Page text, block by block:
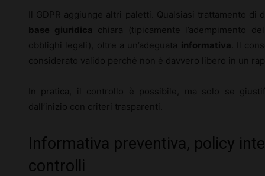
Il GDPR aggiunge altri paletti. Qualsiasi trattamento
base giuridica chiara (tipicamente l’adempimento
obblighi legali), oltre a un’adeguata informativa . Il
considerato valido perché non è davvero libero in un
In pratica, il controllo è possibile, ma solo se
dall’inizio con criteri trasparenti.
Informativa preventiva, policy
controlli